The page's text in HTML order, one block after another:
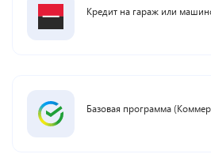
Кредит на гараж или
Базовая программа